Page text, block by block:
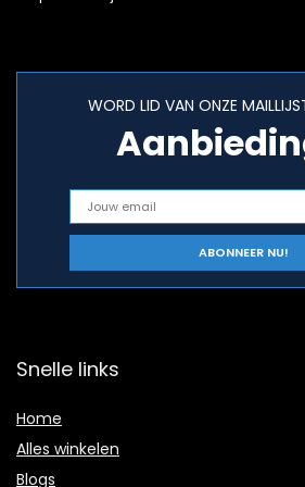
WORD LID VAN ONZE
Snelle links
Home
Alles winkelen
Blogs